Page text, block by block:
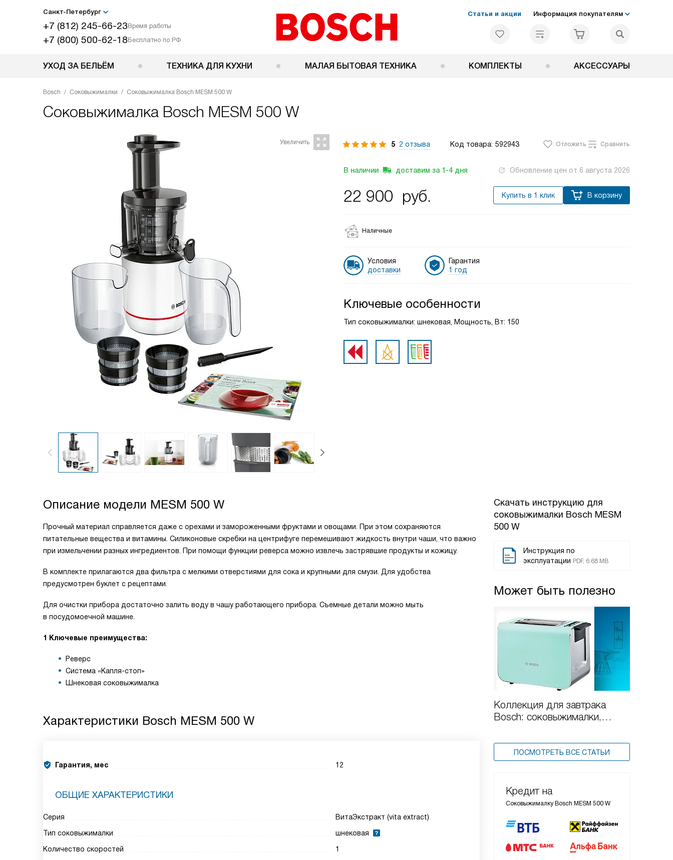
Санкт-Петербург
+7 (812) 245-66-23Время работы
+7 (800) 500-62-18Бесплатно по РФ
Статьи и акции Информация покупателям
УХОД ЗА БЕЛЬЁМ ТЕХНИКА ДЛЯ КУХНИ МАЛАЯ БЫТОВАЯ ТЕХНИКА КОМПЛЕКТЫ АКСЕССУАРЫ
Bosch Соковыжималки Соковыжималка Bosch MESM 500 W
Соковыжималка Bosch MESM 500 W
5 2 отзыва Код товара: 592943 Отложить Сравнить
В наличии доставим за 1-4 дня Обновление цен от 6 августа 2026
22 900 руб. Купить в 1 клик В корзину
Наличные
Условия
доставки
Гарантия
1 год
Ключевые особенности
Тип соковыжималки: шнековая, Мощность, Вт: 150
Скачать инструкцию для
соковыжималки Bosch MESM
500 W
Инструкция по
эксплуатации PDF, 6.68 MB
Может быть полезно
Коллекция для завтрака
Bosch: соковыжималки,
ПОСМОТРЕТЬ ВСЕ СТАТЬИ
Кредит на
Соковыжималку Bosch MESM 500 W
Описание модели MESM 500 W
Прочный материал справляется даже с орехами и замороженными фруктами и овощами. При этом сохраняются
питательные вещества и витамины. Силиконовые скребки на центрифуге перемешивают жидкость внутри чаши, что важно
при измельчении разных ингредиентов. При помощи функции реверса можно извлечь застрявшие продукты и кожицу.
В комплекте прилагаются два фильтра с мелкими отверстиями для сока и крупными для смузи. Для удобства
предусмотрен буклет с рецептами.
Для очистки прибора достаточно залить воду в чашу работающего прибора. Съемные детали можно мыть
в посудомоечной машине.
1 Ключевые преимущества:
Реверс
Система «Капля-стоп»
Шнековая соковыжималка
Характеристики Bosch MESM 500 W
Гарантия, мес 12
ОБЩИЕ ХАРАКТЕРИСТИКИ
Серия
ВитаЭкстракт (vita extract)
Тип соковыжималки
шнековая
Количество скоростей
1